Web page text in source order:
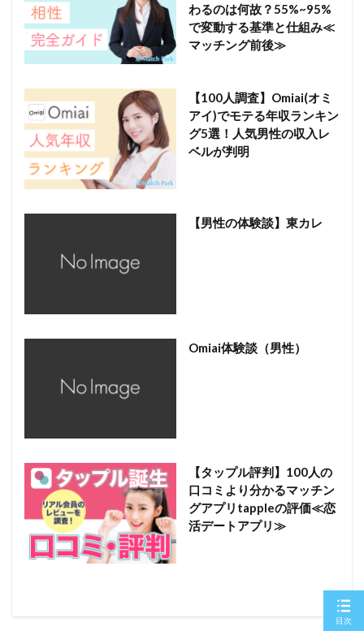
わるのは何故？55%~95%
で変動する基準と仕組み≪
マッチング前後≫
【100人調査】Omiai(オミ
アイ)でモテる年収ランキン
グ5選！人気男性の収入レ
ベルが判明
【男性の体験談】東カレ
Omiai体験談（男性）
【タップル評判】100人の
口コミより分かるマッチン
グアプリtappleの評価≪恋
活デートアプリ≫
目次